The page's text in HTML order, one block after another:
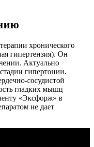
хронического
гипертензия). Он
Актуально
гипертонии.
сосудистой
гладких мышц
«Эксфорж» в
не дает